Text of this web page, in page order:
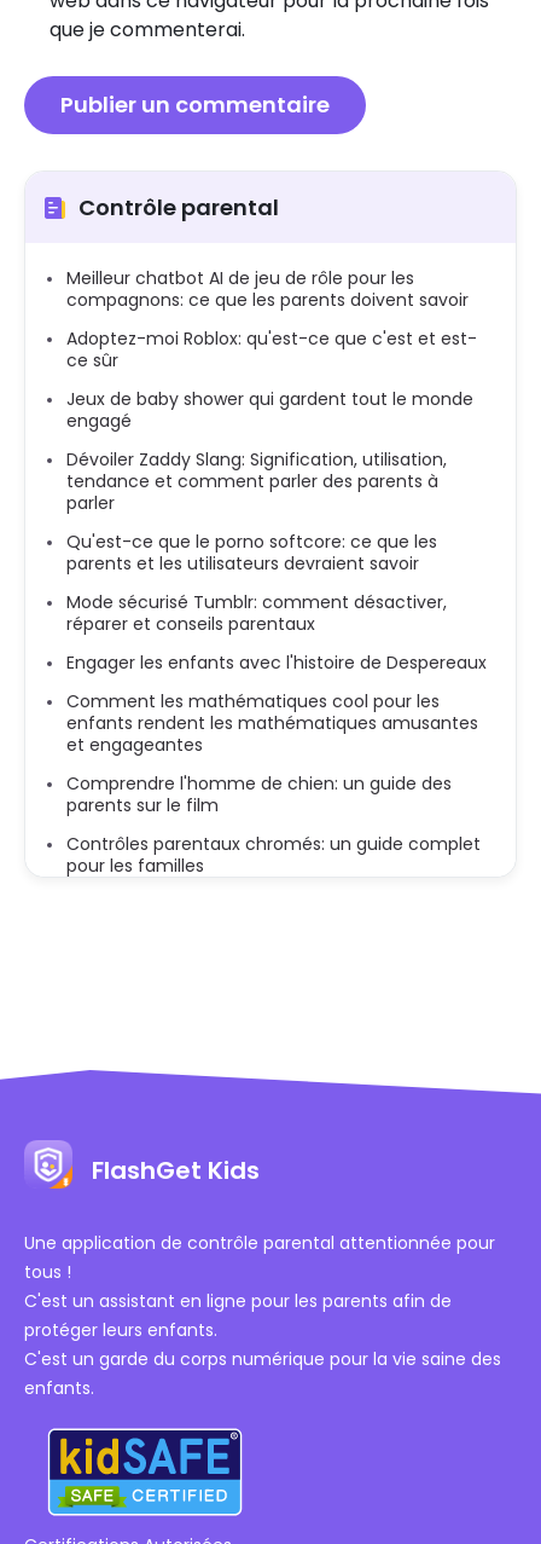
que je commenterai.
Contrôle parental
Meilleur chatbot AI de jeu de rôle pour les
compagnons: ce que les parents doivent savoir
Adoptez-moi Roblox: qu'est-ce que c'est et est-
ce sûr
Jeux de baby shower qui gardent tout le monde
engagé
Dévoiler Zaddy Slang: Signification, utilisation,
tendance et comment parler des parents à
parler
Qu'est-ce que le porno softcore: ce que les
parents et les utilisateurs devraient savoir
Mode sécurisé Tumblr: comment désactiver,
réparer et conseils parentaux
Engager les enfants avec l'histoire de Despereaux
Comment les mathématiques cool pour les
enfants rendent les mathématiques amusantes
et engageantes
Comprendre l'homme de chien: un guide des
parents sur le film
Contrôles parentaux chromés: un guide complet
pour les familles
FlashGet Kids
Une application de contrôle parental attentionnée pour
tous !
C'est un assistant en ligne pour les parents afin de
protéger leurs enfants.
C'est un garde du corps numérique pour la vie saine des
enfants.